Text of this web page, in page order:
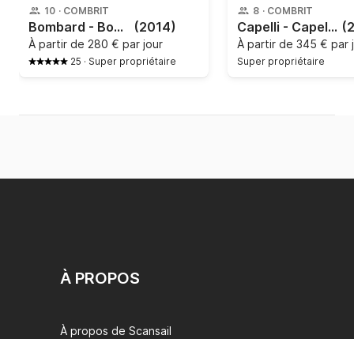
10 · COMBRIT
Bombard - Bombard Sunrider 650 (2014)
À partir de 280 € par jour
25 · Super propriétaire
8 · COMBRIT
Capelli - Capelli Tempest 570
À partir de 345 € par
Super propriétaire
À PROPOS
À propos de Scansail